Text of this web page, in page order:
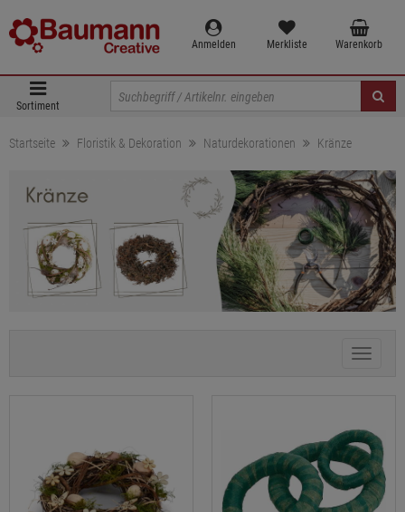
Anmelden Merkliste Warenkorb
Sortiment
Startseite Floristik & Dekoration Naturdekorationen Kränze